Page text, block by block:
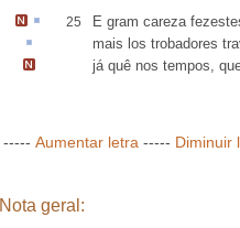
25 E gram careza
mais los trobadores
já quê nos tempos,
----- Aumentar letra ----- Diminuir
Nota geral: